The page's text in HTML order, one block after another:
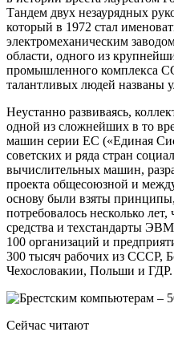
Тандем двух незаурядных
который в 1972 стал
электромеханическим
области, одного из
промышленного комплекса
талантливых людей названы
Неустанно развиваясь,
одной из сложнейших в то
машин серии ЕС («Единая
советских и ряда стран
вычислительных машин,
проекта общесоюзной и
основу были взяты
потребовалось несколько
средства и техстандарты
100 организаций и
300 тысяч рабочих из СССР,
Чехословакии, Польши и ГДР.
Сейчас читают